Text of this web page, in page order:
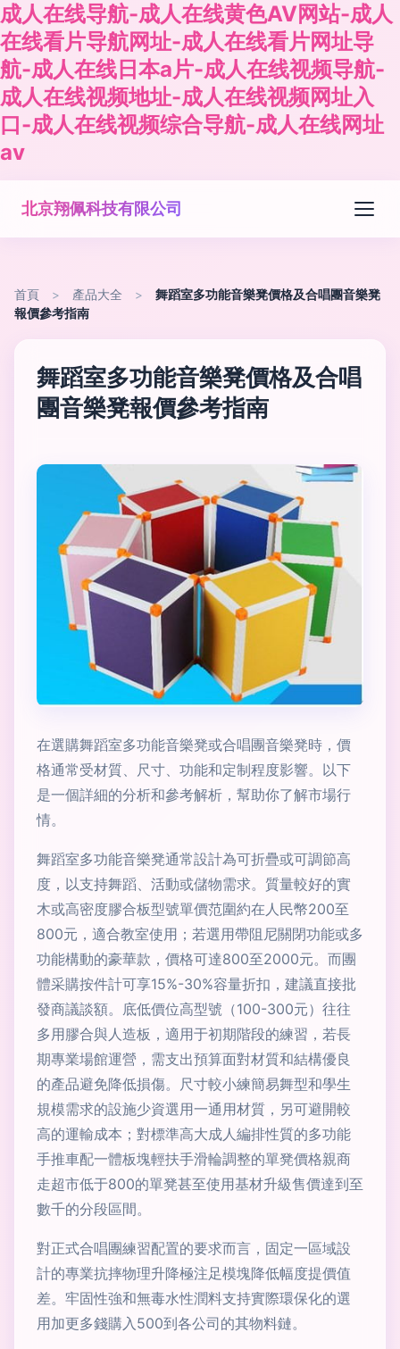
成人在线导航-成人在线黄色AV网站-成人
在线看片导航网址-成人在线看片网址导
航-成人在线日本a片-成人在线视频导航-
成人在线视频地址-成人在线视频网址入
口-成人在线视频综合导航-成人在线网址
av
北京翔佩科技有限公司
首頁 > 產品大全 >
舞蹈室多功能音樂凳價格及合唱團音樂凳
報價參考指南
舞蹈室多功能音樂凳價格及合唱
團音樂凳報價參考指南
在選購舞蹈室多功能音樂凳或合唱團音樂凳時，價
格通常受材質、尺寸、功能和定制程度影響。以下
是一個詳細的分析和參考解析，幫助你了解市場行
情。
舞蹈室多功能音樂凳通常設計為可折疊或可調節高
度，以支持舞蹈、活動或儲物需求。質量較好的實
木或高密度膠合板型號單價范圍約在人民幣200至
800元，適合教室使用；若選用帶阻尼關閉功能或多
功能構動的豪華款，價格可達800至2000元。而團
體采購按件計可享15%-30%容量折扣，建議直接批
發商議談額。底低價位高型號（100-300元）往往
多用膠合與人造板，適用于初期階段的練習，若長
期專業場館運營，需支出預算面對材質和結構優良
的產品避免降低損傷。尺寸較小練簡易舞型和學生
規模需求的設施少資選用一通用材質，另可避開較
高的運輸成本；對標準高大成人編排性質的多功能
手推車配一體板塊輕扶手滑輪調整的單凳價格親商
走超市低于800的單凳甚至使用基材升級售價達到至
數千的分段區間。
對正式合唱團練習配置的要求而言，固定一區域設
計的專業抗摔物理升降極注足模塊降低幅度提價值
差。牢固性強和無毒水性潤料支持實際環保化的選
用加更多錢購入500到各公司的其物料鏈。